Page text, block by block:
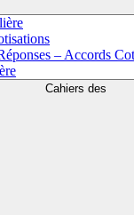
– Accords
Cahiers des